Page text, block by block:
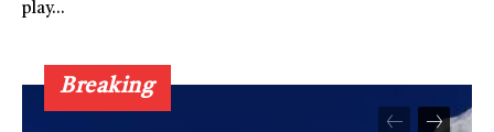
Subscription Plans
play...
Breaking